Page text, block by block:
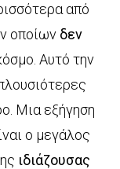
από
οποίων δεν
Αυτό την
Μια εξήγηση
ο μεγάλος
ιδιάζουσας